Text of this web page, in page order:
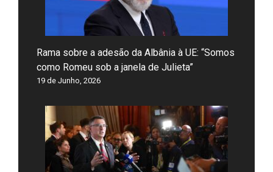
Rama sobre a adesão da Albânia à UE: “Somos
como Romeu sob a janela de Julieta”
19 de Junho, 2026